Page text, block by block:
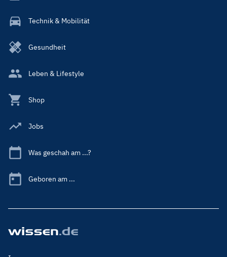
Technik & Mobilität
Gesundheit
Leben & Lifestyle
Shop
Jobs
Was geschah am ...?
Geboren am ...